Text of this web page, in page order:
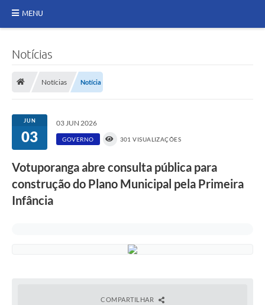
MENU
A História
Notícias
Diário Oficial
Prestação de Contas
Notícias
Notícias Notícia
JUN
03
03 JUN 2026
GOVERNO 301 VISUALIZAÇÕES
Votuporanga abre consulta pública para
construção do Plano Municipal pela Primeira
Infância
COMPARTILHAR